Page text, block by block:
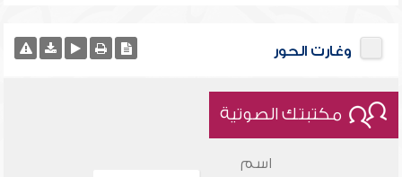
وغارت الحور
مكتبتك الصوتية
اسم